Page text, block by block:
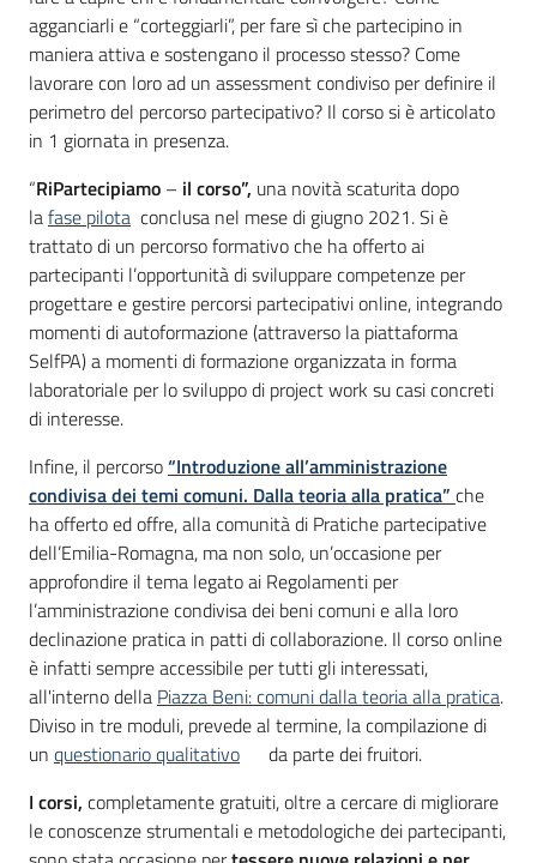
agganciarli e “corteggiarli”, per fare sì che partecipino in
maniera attiva e sostengano il processo stesso? Come
lavorare con loro ad un assessment condiviso per definire il
perimetro del percorso partecipativo? Il corso si è articolato
in 1 giornata in presenza.
“RiPartecipiamo – il corso”, una novità scaturita dopo
lafase pilota conclusa nel mese di giugno 2021.Si è
trattato di un percorso formativo che ha offerto ai
partecipanti l’opportunità di sviluppare competenze per
progettare e gestire percorsi partecipativi online, integrando
momenti di autoformazione (attraverso la piattaforma
SelfPA) a momenti di formazione organizzata in forma
laboratoriale per lo sviluppo di project work su casi concreti
di interesse.
Infine, il percorso“Introduzione all’amministrazione
condivisa dei temi comuni. Dalla teoria alla pratica” che
ha offerto ed offre, alla comunità di Pratiche partecipative
dell’Emilia-Romagna, ma non solo, un’occasione per
approfondire il tema legato ai Regolamenti per
l’amministrazione condivisa dei beni comuni e alla loro
declinazione pratica in patti di collaborazione. Il corso online
è infatti sempre accessibile per tutti gli interessati,
all'interno della Piazza Beni: comuni dalla teoria alla pratica.
Diviso in tre moduli, prevede al termine, la compilazione di
un questionario qualitativo
da parte dei fruitori.
I corsi, completamente gratuiti, oltre a cercare di migliorare
le conoscenze strumentali e metodologiche dei partecipanti,